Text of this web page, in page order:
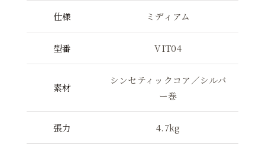
仕様 ミディアム
型番 VIT04
素材
シンセティックコア／シルバ
ー巻
張力 4.7kg